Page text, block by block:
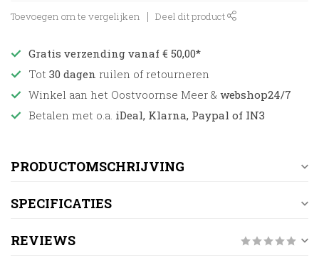
Toevoegen om te vergelijken Deel dit product
Gratis verzending vanaf € 50,00*
Tot 30 dagen ruilen of retourneren
Winkel aan het Oostvoornse Meer & webshop24/7
Betalen met o.a. iDeal, Klarna, Paypal of IN3
PRODUCTOMSCHRIJVING
SPECIFICATIES
REVIEWS